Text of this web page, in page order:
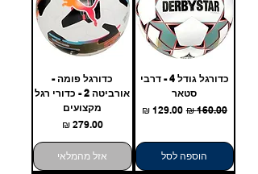
כדורגל גודל 4 - דרבי
סטאר
מחיר רגיל‏160.00 ‏₪ מחיר מבצע‏129.00 ‏₪
הוספה לסל
כדורגל פומה -
אורביטה 2 - כדורי רגל
מקצועים
מחיר‏279.00 ‏₪
אזל מהמלאי